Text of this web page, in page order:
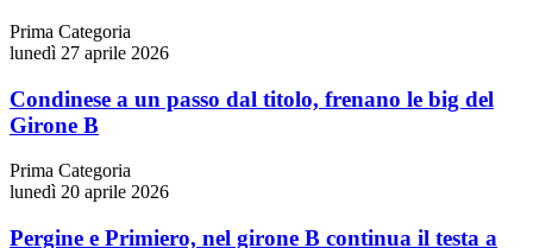
Prima Categoria
lunedì 27 aprile 2026
Condinese a un passo dal titolo, frenano le big del
Girone B
Prima Categoria
lunedì 20 aprile 2026
Pergine e Primiero, nel girone B continua il testa a